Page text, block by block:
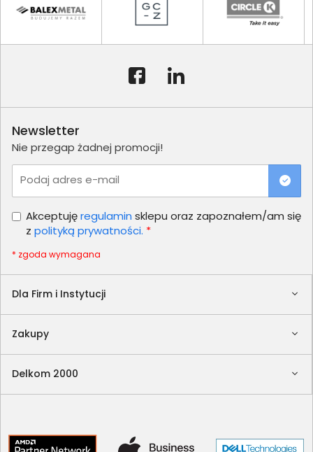
Dla Firm i Instytucji
Zakupy
Delkom 2000
Newsletter
Nie przegap żadnej promocji!
Podaj adres e-mail
Akceptujęregulamin sklepu oraz zapoznałem/am się
z polityką prywatności. *
* zgoda wymagana